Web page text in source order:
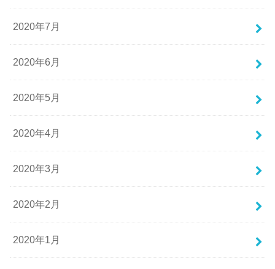
2020年7月
2020年6月
2020年5月
2020年4月
2020年3月
2020年2月
2020年1月